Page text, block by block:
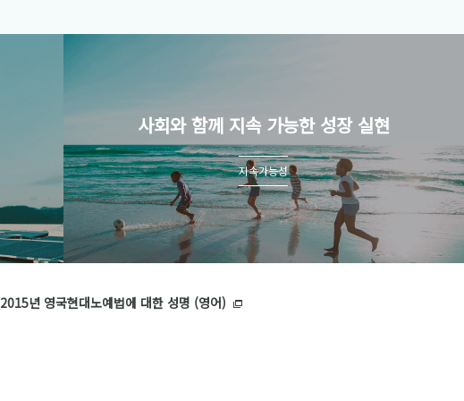
사회와 함께 지속 가능한 성장 실현
지속가능성
2015년 영국현대노예법에 대한 성명 (영어)